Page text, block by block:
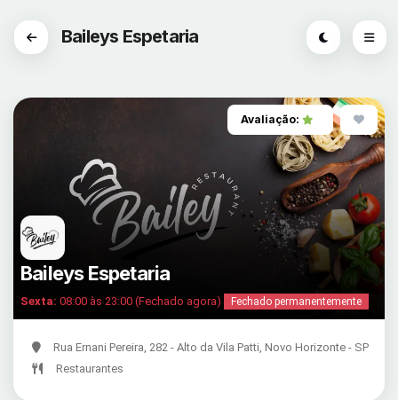
Baileys Espetaria
Baileys Espetaria
Sexta: 08:00 às 23:00 (Fechado agora) Fechado permanentemente
Avaliação:
Rua Ernani Pereira, 282 - Alto da Vila Patti, Novo Horizonte - SP
Restaurantes